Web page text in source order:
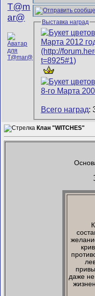
T@m
ar@
Выставка наград
Всего наград:
Клан "WITCHES"
даже не